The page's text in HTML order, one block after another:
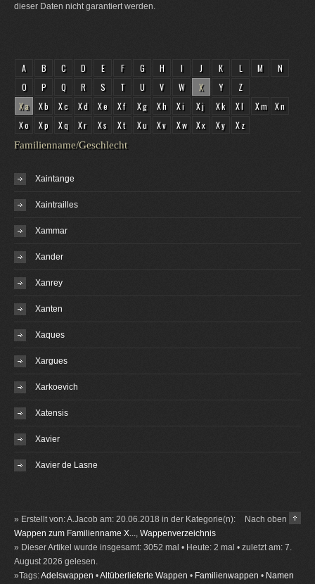
dieser Daten nicht garantiert werden.
A B C D E F G H I J K L M
N
O
P Q R S T U V W X Y
Z
Xa
Xb Xc Xd Xe Xf Xg Xh Xi Xj Xk Xl Xm Xn
Xo
Xp Xq Xr Xs Xt Xu Xv Xw Xx Xy Xz
Familienname/Geschlecht
Xaintange
Xaintrailles
Xammar
Xander
Xanrey
Xanten
Xaques
Xargues
Xarkoevich
Xatensis
Xavier
Xavier de Lasne
Nach oben
» Erstellt von: A.Jacob am: 20.06.2018 in der Kategorie(n):
Wappen zum Familienname X..., Wappenverzeichnis
» Dieser Artikel wurde insgesamt: 3052 mal • Heute: 2 mal • zuletzt am: 7.
August 2026 gelesen.
»Tags:Adelswappen •Altüberlieferte Wappen • Familienwappen • Namen